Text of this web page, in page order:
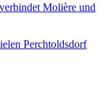
Molière und
Perchtoldsdorf